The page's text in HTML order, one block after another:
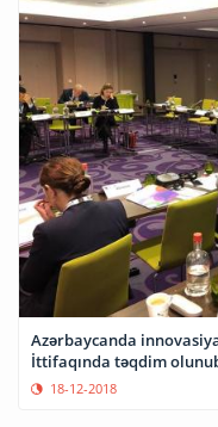
Azərbaycanda
İttifaqında təqdim
18-12-2018